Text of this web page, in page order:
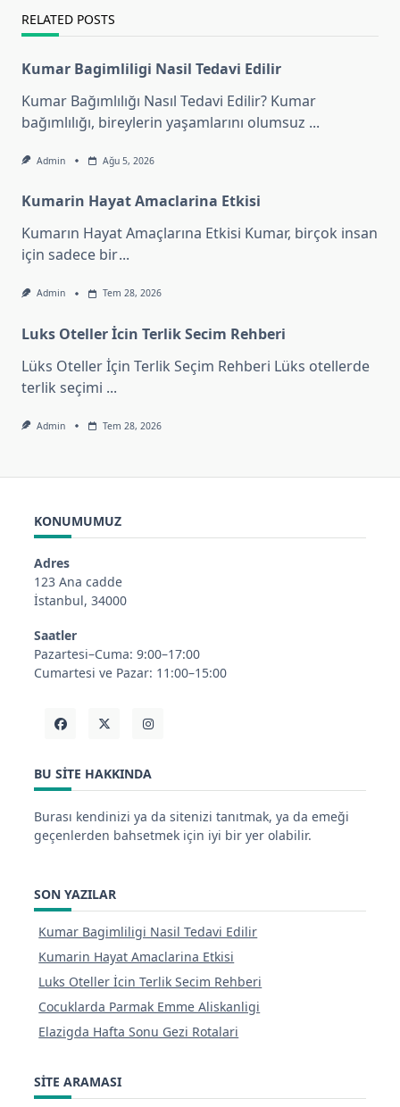
RELATED POSTS
Kumar Bagimliligi Nasil Tedavi Edilir
Kumar Bağımlılığı Nasıl Tedavi Edilir? Kumar
bağımlılığı, bireylerin yaşamlarını olumsuz ...
Admin Ağu 5, 2026
Kumarin Hayat Amaclarina Etkisi
Kumarın Hayat Amaçlarına Etkisi Kumar, birçok insan
için sadece bir ...
Admin Tem 28, 2026
Luks Oteller İcin Terlik Secim Rehberi
Lüks Oteller İçin Terlik Seçim Rehberi Lüks otellerde
terlik seçimi ...
Admin Tem 28, 2026
KONUMUMUZ
Adres
123 Ana cadde
İstanbul, 34000
Saatler
Pazartesi–Cuma: 9:00–17:00
Cumartesi ve Pazar: 11:00–15:00
BU SITE HAKKINDA
Burası kendinizi ya da sitenizi tanıtmak, ya da emeği
geçenlerden bahsetmek için iyi bir yer olabilir.
SON YAZILAR
Kumar Bagimliligi Nasil Tedavi Edilir
Kumarin Hayat Amaclarina Etkisi
Luks Oteller İcin Terlik Secim Rehberi
Cocuklarda Parmak Emme Aliskanligi
Elazigda Hafta Sonu Gezi Rotalari
SITE ARAMASI